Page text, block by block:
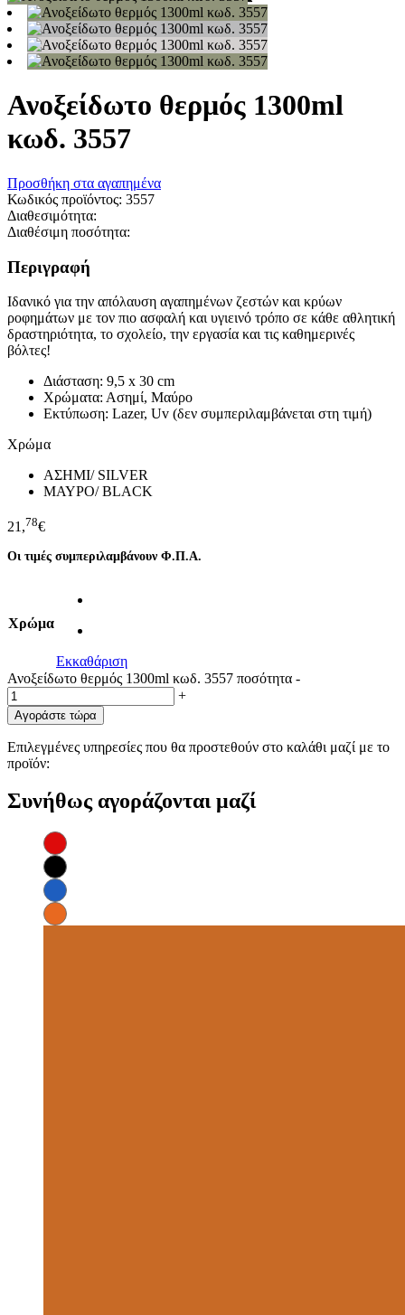
Ανοξείδωτο θερμός 1300ml
κωδ. 3557
Προσθήκη στα αγαπημένα
Κωδικός προϊόντος: 3557
Διαθεσιμότητα:
Διαθέσιμη ποσότητα:
Περιγραφή
Ιδανικό για την απόλαυση αγαπημένων ζεστών και κρύων
ροφημάτων με τον πιο ασφαλή και υγιεινό τρόπο σε κάθε αθλητική
δραστηριότητα, το σχολείο, την εργασία και τις καθημερινές
βόλτες!
Διάσταση: 9,5 x 30 cm
Χρώματα: Ασημί, Μαύρο
Εκτύπωση: Lazer, Uv (δεν συμπεριλαμβάνεται στη τιμή)
Χρώμα
ΑΣΗΜΙ/ SILVER
ΜΑΥΡΟ/ BLACK
21,78€
Οι τιμές συμπεριλαμβάνουν Φ.Π.Α.
Χρώμα
Εκκαθάριση
Ανοξείδωτο θερμός 1300ml κωδ. 3557 ποσότητα -
+
Αγοράστε τώρα
Επιλεγμένες υπηρεσίες που θα προστεθούν στο καλάθι μαζί με το
προϊόν:
Συνήθως αγοράζονται μαζί